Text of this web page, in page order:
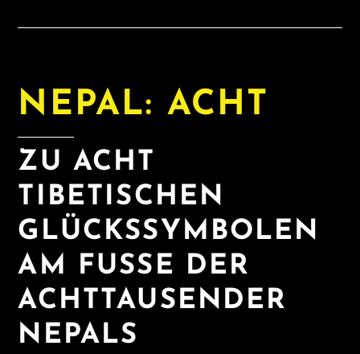
NEPAL: ACHT
ZU ACHT
TIBETISCHEN
GLÜCKSSYMBOLEN
AM FUSSE DER A
CHTTAUSENDER N
EPALS